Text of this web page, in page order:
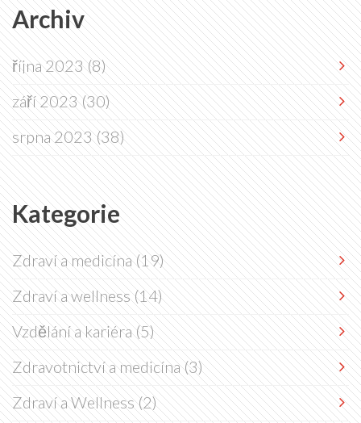
Archiv
října 2023(8)
září 2023(30)
srpna 2023(38)
Kategorie
Zdraví a medicína(19)
Zdraví a wellness(14)
Vzdělání a kariéra(5)
Zdravotnictví a medicína(3)
Zdraví a Wellness(2)